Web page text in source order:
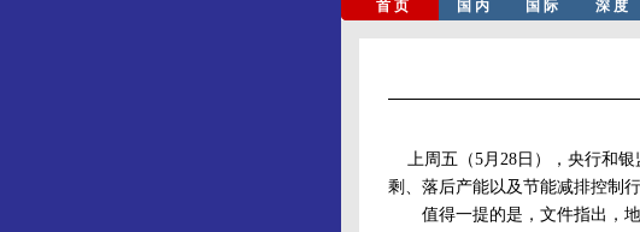
上周五（5月28日），央行和银
剩、落后产能以及节能减排控制
值得一提的是，文件指出，地